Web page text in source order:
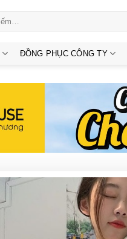
ĐỒNG PHỤC CÔNG TY